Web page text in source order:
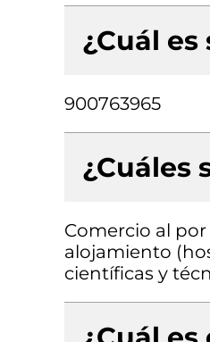
¿Cuál es
900763965
¿Cuáles
Comercio al
alojamiento
científicas y